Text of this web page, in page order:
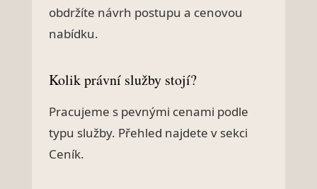
obdržíte návrh postupu a cenovou
nabídku.
Kolik právní služby stojí?
Pracujeme s pevnými cenami podle
typu služby. Přehled najdete v sekci
Ceník.